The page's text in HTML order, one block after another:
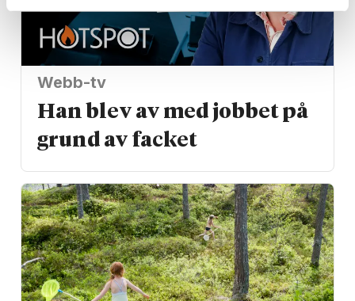
Webb-tv
Han blev av med jobbet på
grund av facket